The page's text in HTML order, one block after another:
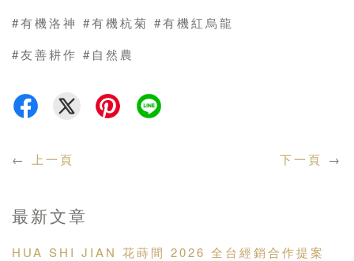
#有機洛神 #有機杭菊 #有機紅烏龍
#友善耕作 #自然農
← 上一頁 下一頁 →
最新文章
HUA SHI JIAN 花蒔間 2026 全台經銷合作提案